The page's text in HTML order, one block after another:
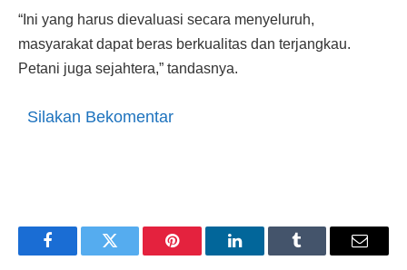
“Ini yang harus dievaluasi secara menyeluruh,
masyarakat dapat beras berkualitas dan terjangkau.
Petani juga sejahtera,” tandasnya.
Silakan Bekomentar
FacebookTwitter Pinterest LinkedInTumblr Email